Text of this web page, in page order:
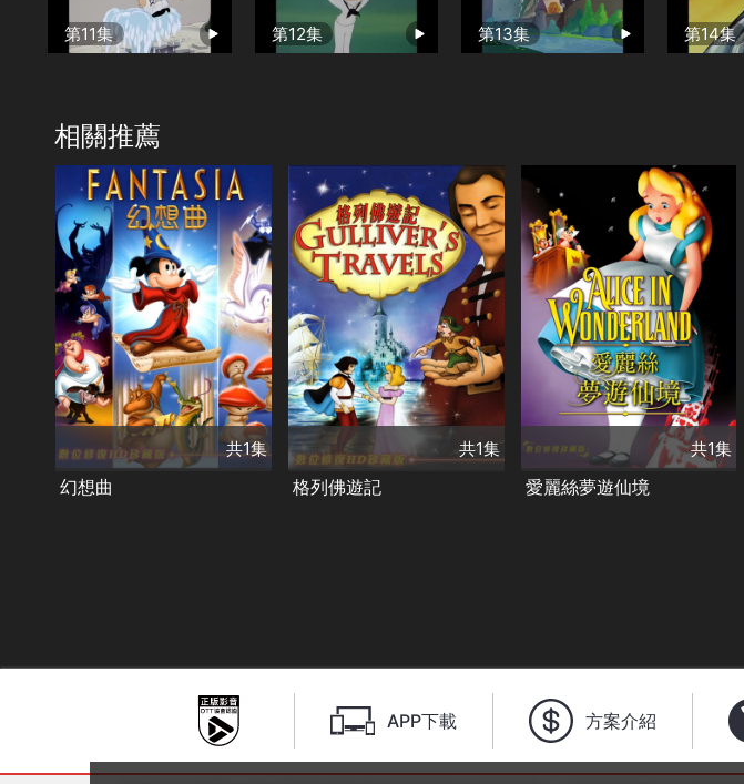
第11集 第12集 第13集 第14集
相關推薦
共1集
類別
迪士尼 共1集
幻想曲
共1集
類別
奇幻 共1集
格列佛遊記
共1集
奇幻 電影
經典
共1集
愛麗絲夢遊仙境
APP下載 方案介紹